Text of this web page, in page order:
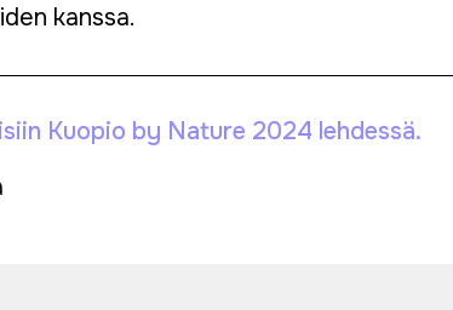
kanssa.
Kuopio by Nature 2024 lehdessä.